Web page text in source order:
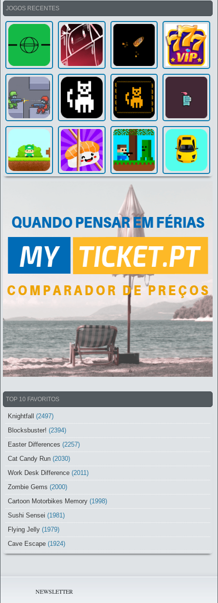
JOGOS RECENTES
TOP 10 FAVORITOS
Knightfall (2497)
Blocksbuster! (2394)
Easter Differences (2257)
Cat Candy Run (2030)
Work Desk Difference (2011)
Zombie Gems (2000)
Cartoon Motorbikes Memory (1998)
Sushi Sensei (1981)
Flying Jelly (1979)
Cave Escape (1924)
NEWSLETTER